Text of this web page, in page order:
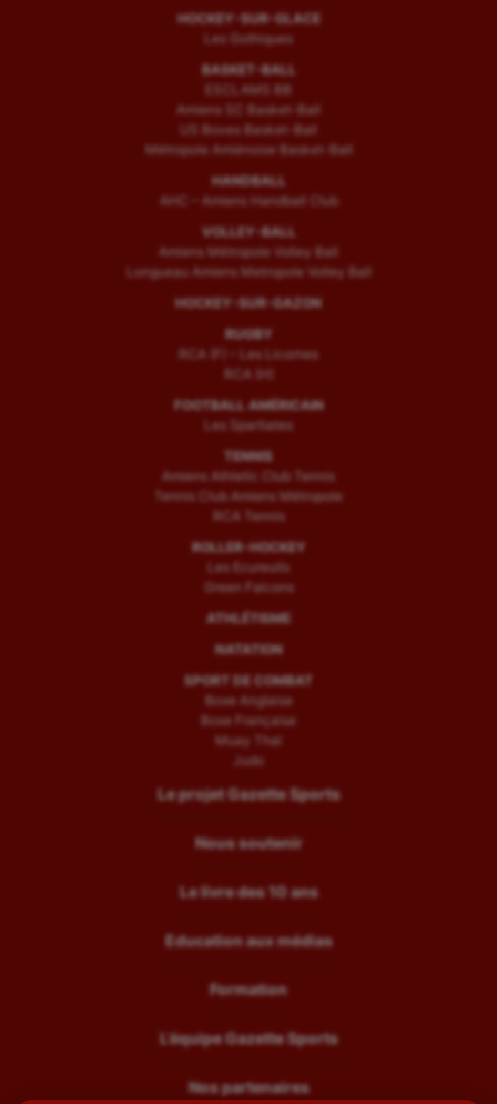
HOCKEY-SUR-GLACE
Les Gothiques
BASKET-BALL
ESCLAMS BB
Amiens SC Basket-Ball
US Boves Basket-Ball
Métropole Amiénoise Basket-Ball
HANDBALL
AHC – Amiens Handball Club
VOLLEY-BALL
Amiens Métropole Volley Ball
Longueau Amiens Metropole Volley Ball
HOCKEY-SUR-GAZON
RUGBY
RCA (F) – Les Licornes
RCA (H)
FOOTBALL AMÉRICAIN
Les Spartiates
TENNIS
Amiens Athletic Club Tennis
Tennis Club Amiens Métropole
RCA Tennis
ROLLER-HOCKEY
Les Ecureuils
Green Falcons
ATHLÉTISME
NATATION
SPORT DE COMBAT
Boxe Anglaise
Boxe Française
Muay Thaï
Judo
Le projet Gazette Sports
Nous soutenir
Le livre des 10 ans
Education aux médias
Formation
L’équipe Gazette Sports
Nos partenaires